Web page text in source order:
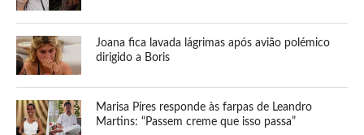
Joana fica lavada lágrimas após avião polémico
dirigido a Boris
Marisa Pires responde às farpas de Leandro
Martins: “Passem creme que isso passa”